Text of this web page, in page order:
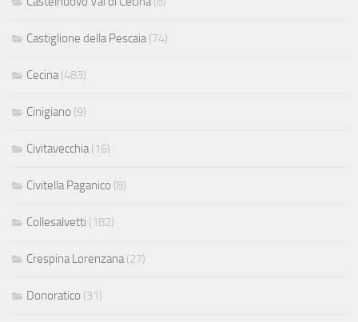
Castiglione della Pescaia (74)
Cecina (483)
Cinigiano (9)
Civitavecchia (16)
Civitella Paganico (8)
Collesalvetti (182)
Crespina Lorenzana (27)
Donoratico (31)